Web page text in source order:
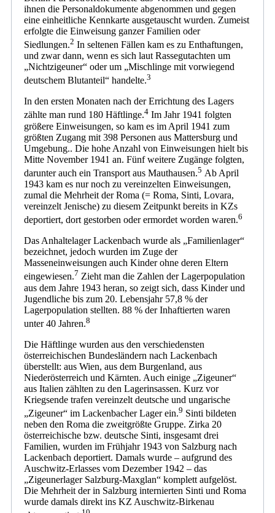
ihnen die Personaldokumente abgenommen und gegen
eine einheitliche Kennkarte ausgetauscht wurden. Zumeist
erfolgte die Einweisung ganzer Familien oder
Siedlungen.2 In seltenen Fällen kam es zu Enthaftungen,
und zwar dann, wenn es sich laut Rassegutachten um
„Nichtzigeuner“ oder um „Mischlinge mit vorwiegend
deutschem Blutanteil“ handelte.3
In den ersten Monaten nach der Errichtung des Lagers
zählte man rund 180 Häftlinge.4 Im Jahr 1941 folgten
größere Einweisungen, so kam es im April 1941 zum
größten Zugang mit 398 Personen aus Mattersburg und
Umgebung.. Die hohe Anzahl von Einweisungen hielt bis
Mitte November 1941 an. Fünf weitere Zugänge folgten,
darunter auch ein Transport aus Mauthausen.5 Ab April
1943 kam es nur noch zu vereinzelten Einweisungen,
zumal die Mehrheit der Roma (= Roma, Sinti, Lovara,
vereinzelt Jenische) zu diesem Zeitpunkt bereits in KZs
deportiert, dort gestorben oder ermordet worden waren.6
Das Anhaltelager Lackenbach wurde als „Familienlager“
bezeichnet, jedoch wurden im Zuge der
Masseneinweisungen auch Kinder ohne deren Eltern
eingewiesen.7 Zieht man die Zahlen der Lagerpopulation
aus dem Jahre 1943 heran, so zeigt sich, dass Kinder und
Jugendliche bis zum 20. Lebensjahr 57,8 % der
Lagerpopulation stellten. 88 % der Inhaftierten waren
unter 40 Jahren.8
Die Häftlinge wurden aus den verschiedensten
österreichischen Bundesländern nach Lackenbach
überstellt: aus Wien, aus dem Burgenland, aus
Niederösterreich und Kärnten. Auch einige „Zigeuner“
aus Italien zählten zu den Lagerinsassen. Kurz vor
Kriegsende trafen vereinzelt deutsche und ungarische
„Zigeuner“ im Lackenbacher Lager ein.9 Sinti bildeten
neben den Roma die zweitgrößte Gruppe. Zirka 20
österreichische bzw. deutsche Sinti, insgesamt drei
Familien, wurden im Frühjahr 1943 von Salzburg nach
Lackenbach deportiert. Damals wurde – aufgrund des
Auschwitz-Erlasses vom Dezember 1942 – das
„Zigeunerlager Salzburg-Maxglan“ komplett aufgelöst.
Die Mehrheit der in Salzburg internierten Sinti und Roma
wurde damals direkt ins KZ Auschwitz-Birkenau